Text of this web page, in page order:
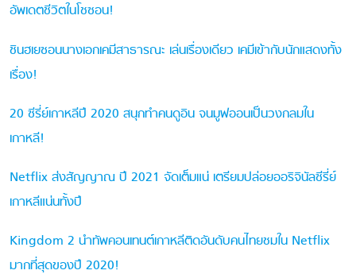
อัพเดตชีวิตในโชซอน!
ชินฮเยซอนนางเอกเคมีสาธารณะ เล่นเรื่องเดียว เคมีเข้ากับนักแสดงทั้ง
เรื่อง!
20 ซีรี่ย์เกาหลีปี 2020 สนุกทำคนดูอิน จนมูฟออนเป็นวงกลมใน
เกาหลี!
Netflix ส่งสัญญาณ ปี 2021 จัดเต็มแน่ เตรียมปล่อยออริจินัลซีรี่ย์
เกาหลีแน่นทั้งปี
Kingdom 2 นำทัพคอนเทนต์เกาหลีติดอันดับคนไทยชมใน Netflix
มากที่สุดของปี 2020!